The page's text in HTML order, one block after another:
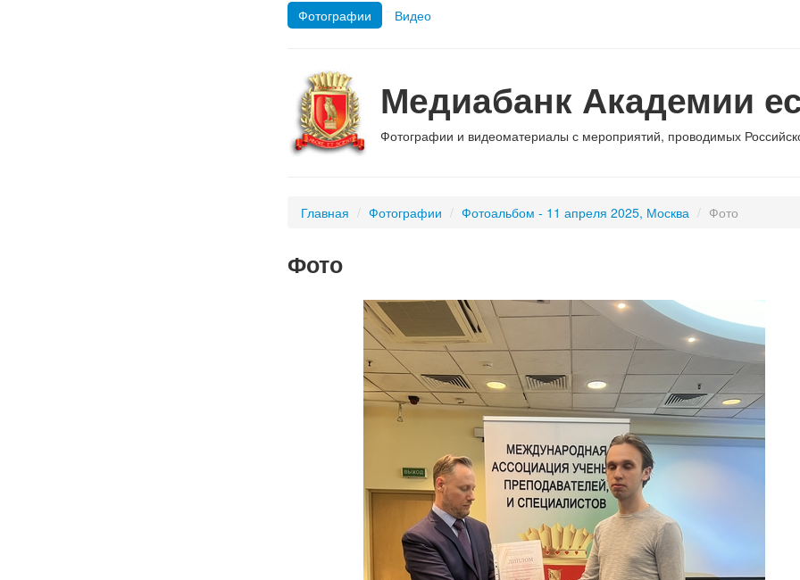
Фотографии Видео
Медиабанк Академии
Фотографии и видеоматериалы с мероприятий, проводимых
Главная / Фотографии / Фотоальбом - 11 апреля 2025, Москва / Фото
Фото